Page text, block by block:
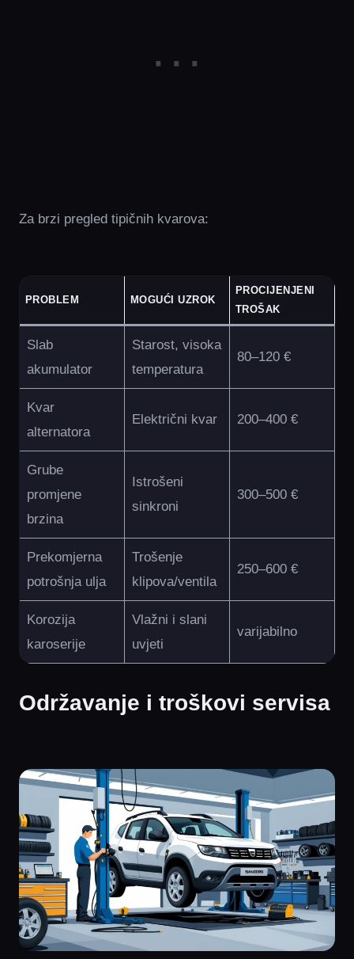
Za brzi pregled tipičnih kvarova:
PROBLEM MOGUĆI UZROK
PROCIJENJENI
TROŠAK
Slab
akumulator
Starost, visoka
temperatura
80–120 €
Kvar
alternatora
Električni kvar 200–400 €
Grube
promjene
brzina
Istrošeni
sinkroni
300–500 €
Prekomjerna
potrošnja ulja
Trošenje
klipova/ventila
250–600 €
Korozija
karoserije
Vlažni i slani
uvjeti
varijabilno
Održavanje i troškovi servisa